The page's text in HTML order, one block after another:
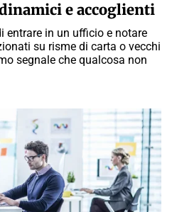
e accoglienti
entrare in un ufficio e notare
su risme di carta o vecchi
segnale che qualcosa non